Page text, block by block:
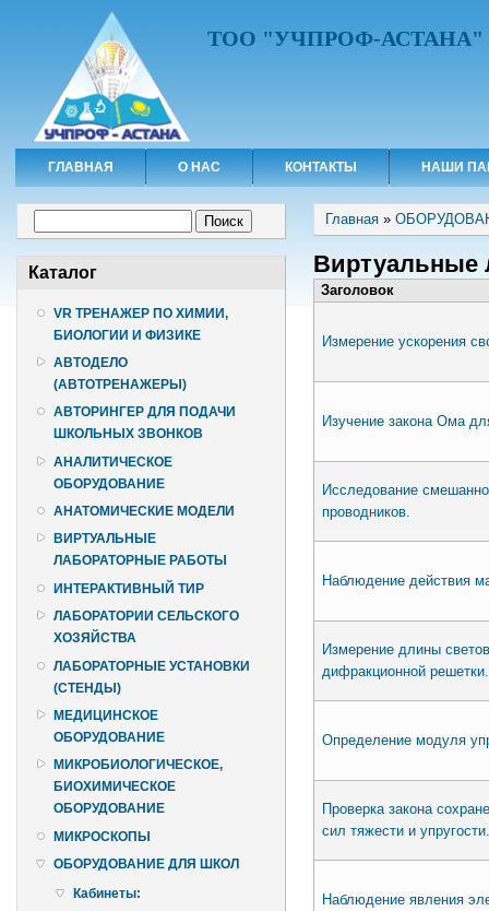
ТОО "УЧПРОФ-АСТАНА"
ГЛАВНАЯ О НАС КОНТАКТЫ НАШИ
Каталог
VR ТРЕНАЖЕР ПО ХИМИИ,
БИОЛОГИИ И ФИЗИКЕ
АВТОДЕЛО
(АВТОТРЕНАЖЕРЫ)
АВТОРИНГЕР ДЛЯ ПОДАЧИ
ШКОЛЬНЫХ ЗВОНКОВ
АНАЛИТИЧЕСКОЕ
ОБОРУДОВАНИЕ
АНАТОМИЧЕСКИЕ МОДЕЛИ
ВИРТУАЛЬНЫЕ
ЛАБОРАТОРНЫЕ РАБОТЫ
ИНТЕРАКТИВНЫЙ ТИР
ЛАБОРАТОРИИ СЕЛЬСКОГО
ХОЗЯЙСТВА
ЛАБОРАТОРНЫЕ УСТАНОВКИ
(СТЕНДЫ)
МЕДИЦИНСКОЕ
ОБОРУДОВАНИЕ
МИКРОБИОЛОГИЧЕСКОЕ,
БИОХИМИЧЕСКОЕ
ОБОРУДОВАНИЕ
МИКРОСКОПЫ
ОБОРУДОВАНИЕ ДЛЯ ШКОЛ
Кабинеты:
Вы здесь
Главная »
Виртуальные
Заголовок
Измерение ускорения
Изучение закона Ома
Исследование
проводников.
Наблюдение действия
Измерение длины
дифракционной решетки.
Определение модуля
Проверка закона
сил тяжести и упругости.
Наблюдение явления